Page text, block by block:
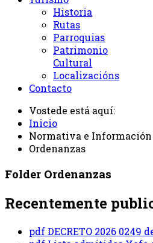
Historia
Rutas
Parroquias
Patrimonio
Cultural
Localizacións
Contacto
Vostede está aquí:
Inicio
Normativa e Información
Ordenanzas
Folder Ordenanzas
Recentemente
pdfDECRETO 2026 0249